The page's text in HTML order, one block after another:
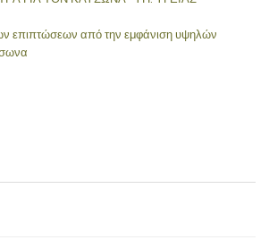
επιπτώσεων από την εμφάνιση υψηλών